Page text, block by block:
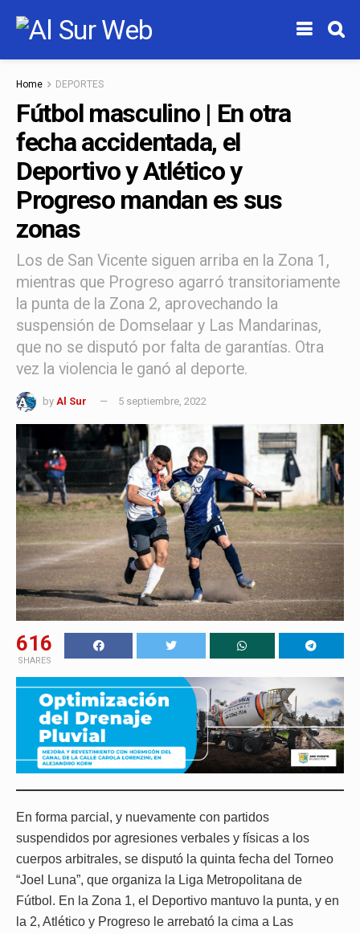
Home DEPORTES
Fútbol masculino | En otra
fecha accidentada, el
Deportivo y Atlético y
Progreso mandan es sus
zonas
Los de San Vicente siguen arriba en la Zona 1,
mientras que Progreso agarró transitoriamente
la punta de la Zona 2, aprovechando la
suspensión de Domselaar y Las Mandarinas,
que no se disputó por falta de garantías. Otra
vez la violencia le ganó al deporte.
by Al Sur 5 septiembre, 2022
616
SHARES
En forma parcial, y nuevamente con partidos
suspendidos por agresiones verbales y físicas a los
cuerpos arbitrales, se disputó la quinta fecha del Torneo
“Joel Luna”, que organiza la Liga Metropolitana de
Fútbol. En la Zona 1, el Deportivo mantuvo la punta, y en
la 2, Atlético y Progreso le arrebató la cima a Las